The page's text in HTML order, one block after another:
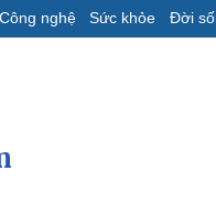
Công nghệ Sức khỏe Đời